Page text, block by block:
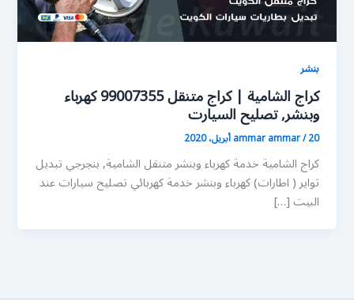
بنشر
كراج الشامية | كراج متنقل 99007355 كهرباء
وبنشر, تصليح السيارت
ammar ammar/20 أبريل، 2020
كراج الشامية خدمة كهرباء وبنشر متنقل الشامية, بنجرجي تبديل
تواير ( اطارات) كهرباء وبنشر خدمة كهربائي تصليح سيارات عند
البيت […]